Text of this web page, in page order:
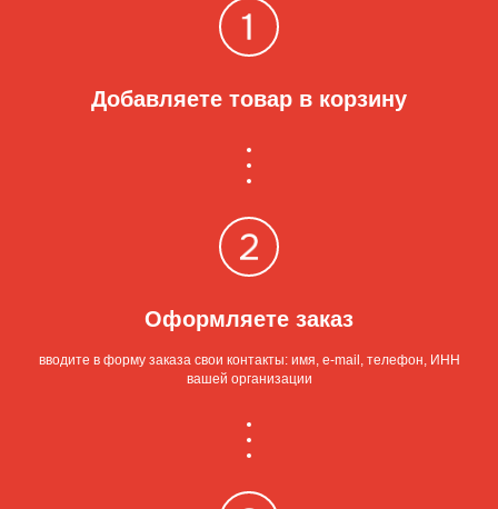
Добавляете товар в корзину
Оформляете заказ
вводите в форму заказа свои контакты: имя, e-mail, телефон, ИНН
вашей организации